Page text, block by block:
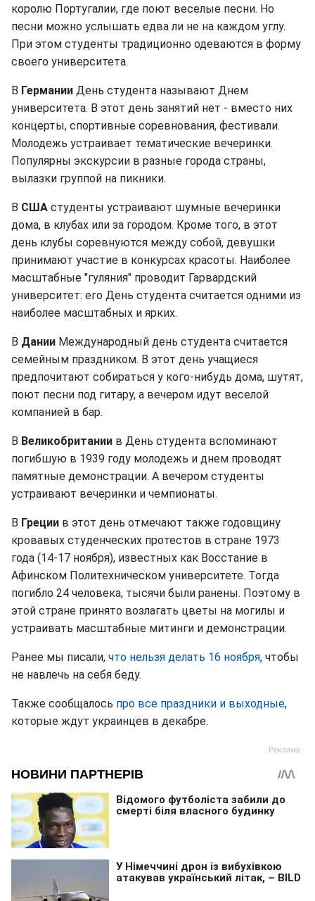
королю Португалии, где поют веселые песни. Но
песни можно услышать едва ли не на каждом углу.
При этом студенты традиционно одеваются в форму
своего университета.
В Германии День студента называют Днем
университета. В этот день занятий нет - вместо них
концерты, спортивные соревнования, фестивали.
Молодежь устраивает тематические вечеринки.
Популярны экскурсии в разные города страны,
вылазки группой на пикники.
В США студенты устраивают шумные вечеринки
дома, в клубах или за городом. Кроме того, в этот
день клубы соревнуются между собой, девушки
принимают участие в конкурсах красоты. Наиболее
масштабные "гуляния" проводит Гарвардский
университет: его День студента считается одними из
наиболее масштабных и ярких.
В Дании Международный день студента считается
семейным праздником. В этот день учащиеся
предпочитают собираться у кого-нибудь дома, шутят,
поют песни под гитару, а вечером идут веселой
компанией в бар.
В Великобритании в День студента вспоминают
погибшую в 1939 году молодежь и днем проводят
памятные демонстрации. А вечером студенты
устраивают вечеринки и чемпионаты.
В Греции в этот день отмечают также годовщину
кровавых студенческих протестов в стране 1973
года (14-17 ноября), известных как Восстание в
Афинском Политехническом университете. Тогда
погибло 24 человека, тысячи были ранены. Поэтому в
этой стране принято возлагать цветы на могилы и
устраивать масштабные митинги и демонстрации.
Ранее мы писали, что нельзя делать 16 ноября, чтобы
не навлечь на себя беду.
Также сообщалось про все праздники и выходные,
которые ждут украинцев в декабре.